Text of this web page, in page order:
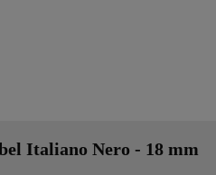
Italiano Nero - 18 mm